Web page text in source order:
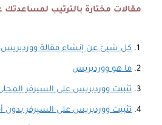
مقالات مختارة بالترتيب لمساعدتك
كل شيئ عن إنشاء مقالة ووردبريس
ما هو ووردبريس
تثبيت ووردبريس على السيرفر
تثبيت ووردبريس على السيرفر بدون